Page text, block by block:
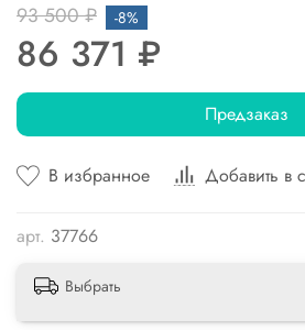
В избранное Добавить в
арт. 37766
93 500 ₽
86 371 ₽
-8%
Предзаказ
Выбрать